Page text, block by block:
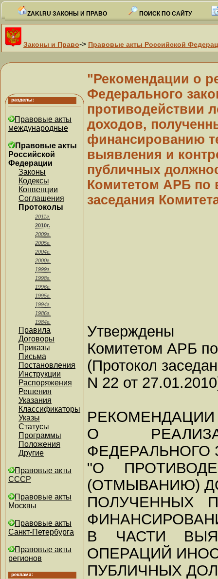
ZAKI.RU ЗАКОНЫ И ПРАВО ПОИСК ПО САЙТУ
Законы и Право-> Правовые акты Российской
Правовые акты
международные
Правовые акты
Российской
Федерации
Законы
Кодексы
Конвенции
Соглашения
Протоколы
2011г.
2010г.
2009г.
2005г.
2004г.
2000г.
1999г.
1998г.
1996г.
1995г.
1994г.
1986г.
1984г.
Правила
Договоры
Приказы
Письма
Постановления
Инструкции
Распоряжения
Решения
Указания
Классификаторы
Указы
Статусы
Программы
Положения
Другие
Правовые акты
СССР
Правовые акты
Москвы
Правовые акты
Санкт-Петербурга
Правовые акты
регионов
"Рекомендации о
Федерального
противодействии
доходов,
финансированию
выявления и
публичных
Комитетом АРБ по
заседания
Утверждены
Комитетом АРБ
(Протокол
N 22 от
РЕКОМЕНДАЦИИ
О
ФЕДЕРАЛЬНОГО
"О
(ОТМЫВАНИЮ)
ПОЛУЧЕННЫХ
В ЧАСТИ
ОПЕРАЦИЙ
ПУБЛИЧНЫХ